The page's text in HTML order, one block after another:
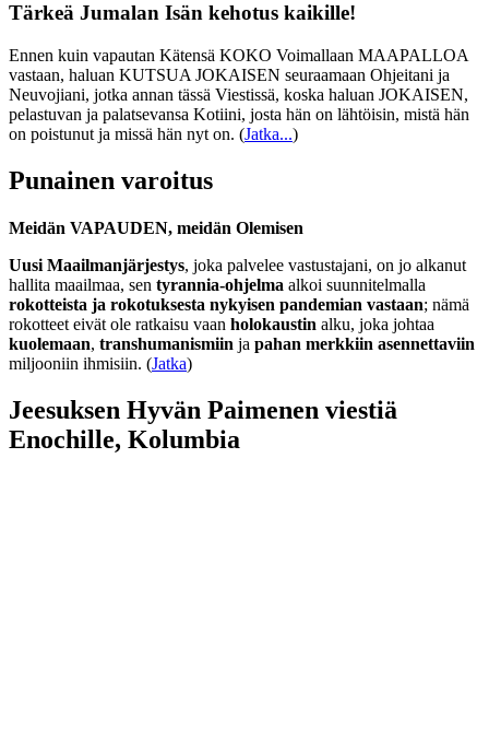
Tärkeä Jumalan Isän kehotus kaikille!
Ennen kuin vapautan Kätensä KOKO Voimallaan MAAPALLOA
vastaan, haluan KUTSUA JOKAISEN seuraamaan Ohjeitani ja
Neuvojiani, jotka annan tässä Viestissä, koska haluan JOKAISEN,
pelastuvan ja palatsevansa Kotiini, josta hän on lähtöisin, mistä hän
on poistunut ja missä hän nyt on. (Jatka...)
Punainen varoitus
Meidän VAPAUDEN, meidän Olemisen
Uusi Maailmanjärjestys, joka palvelee vastustajani, on jo alkanut
hallita maailmaa, sen tyrannia-ohjelma alkoi suunnitelmalla
rokotteista ja rokotuksesta nykyisen pandemian vastaan; nämä
rokotteet eivät ole ratkaisu vaan holokaustin alku, joka johtaa
kuolemaan, transhumanismiin ja pahan merkkiin asennettaviin
miljooniin ihmisiin. (Jatka)
Jeesuksen Hyvän Paimenen viestiä
Enochille, Kolumbia